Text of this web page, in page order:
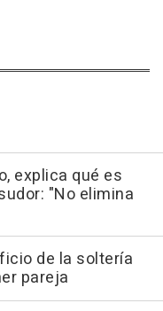
explica qué es
"No elimina
de la soltería
pareja